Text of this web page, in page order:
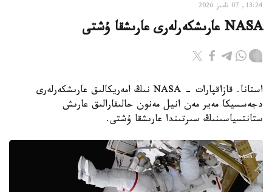
13:24, 07 تامىز 2026
NASA عارىشكەرلەرى عارىشقا ۇشتى
استانا. قازاقپارات - NASA نىڭ امەريكالىق عارىشكەرلەرى
دجەسسيكا مەير مەن انيل مەنون حالىقارالىق عارىش
ستانتسياسىنىڭ سىرتىندا عارىشقا ۇشتى.